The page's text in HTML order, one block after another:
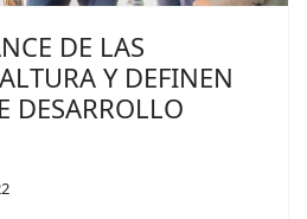
DE LAS
Y DEFINEN
DESARROLLO